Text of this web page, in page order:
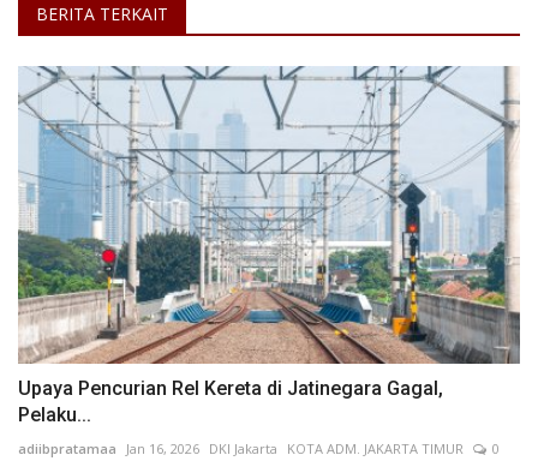
BERITA TERKAIT
Upaya Pencurian Rel Kereta di Jatinegara Gagal,
Pelaku...
adiibpratamaa Jan 16, 2026 DKI Jakarta KOTA ADM. JAKARTA TIMUR
0